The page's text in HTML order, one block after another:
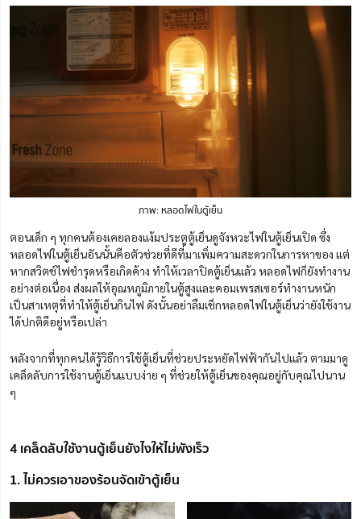
ภาพ: หลอดไฟในตู้เย็น
ตอนเด็ก ๆ ทุกคนต้องเคยลองแง้มประตูตู้เย็นดูจังหวะไฟในตู้เย็นเปิด ซึ่ง
หลอดไฟในตู้เย็นอันนั้นคือตัวช่วยที่ดีที่มาเพิ่มความสะดวกในการหาของ แต่
หากสวิตช์ไฟชำรุดหรือเกิดค้าง ทำให้เวลาปิดตู้เย็นแล้ว หลอดไฟก็ยังทำงาน
อย่างต่อเนื่อง ส่งผลให้อุณหภูมิภายในตู้สูงและคอมเพรสเซอร์ทำงานหนัก
เป็นสาเหตุที่ทำให้ตู้เย็นกินไฟ ดังนั้นอย่าลืมเช็กหลอดไฟในตู้เย็นว่ายังใช้งาน
ได้ปกติดีอยู่หรือเปล่า
หลังจากที่ทุกคนได้รู้วิธีการใช้ตู้เย็นที่ช่วยประหยัดไฟฟ้ากันไปแล้ว ตามมาดู
เคล็ดลับการใช้งานตู้เย็นแบบง่าย ๆ ที่ช่วยให้ตู้เย็นของคุณอยู่กับคุณไปนาน
ๆ
4 เคล็ดลับใช้งานตู้เย็นยังไงให้ไม่พังเร็ว
1. ไม่ควรเอาของร้อนจัดเข้าตู้เย็น